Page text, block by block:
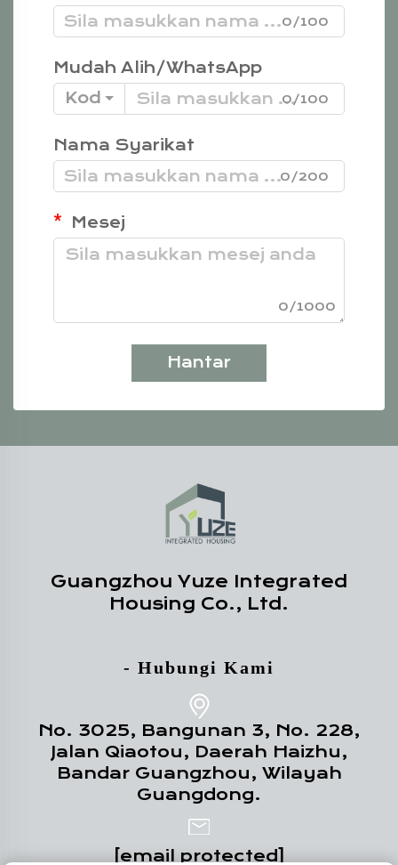
0/100
Mudah Alih/WhatsApp
Kod
0/100
Nama Syarikat
0/200
Mesej
0/1000
Hantar
Guangzhou Yuze Integrated
Housing Co., Ltd.
- Hubungi Kami
No. 3025, Bangunan 3, No. 228,
Jalan Qiaotou, Daerah Haizhu,
Bandar Guangzhou, Wilayah
Guangdong.
[email protected]